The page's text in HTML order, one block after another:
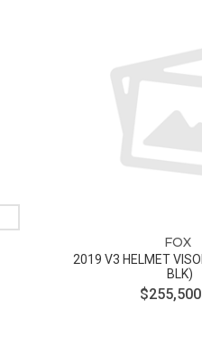
FOX
2019 V3 HELMET
BLK)